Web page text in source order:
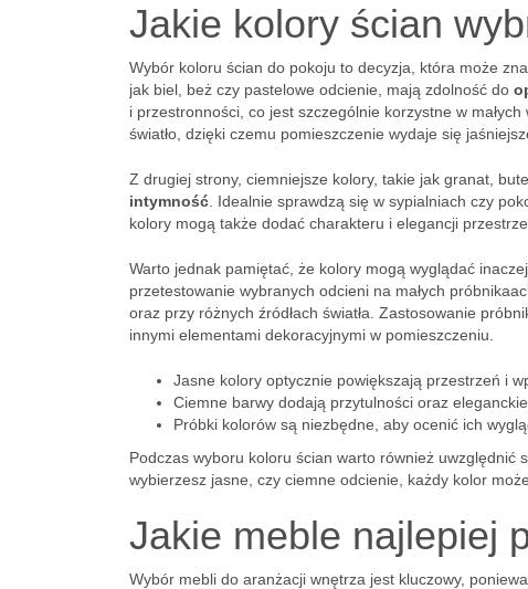
Jakie kolory ścian
Wybór koloru ścian do pokoju to decyzja, która może
jak biel, beż czy pastelowe odcienie, mają zdolność do
i przestronności, co jest szczególnie korzystne w
światło, dzięki czemu pomieszczenie wydaje się
Z drugiej strony, ciemniejsze kolory, takie jak granat,
intymność . Idealnie sprawdzą się w sypialniach czy
kolory mogą także dodać charakteru i elegancji
Warto jednak pamiętać, że kolory mogą wyglądać
przetestowanie wybranych odcieni na małych
oraz przy różnych źródłach światła. Zastosowanie
innymi elementami dekoracyjnymi w pomieszczeniu.
Jasne kolory optycznie powiększają przestrzeń i
Ciemne barwy dodają przytulności oraz
Próbki kolorów są niezbędne, aby ocenić ich
Podczas wyboru koloru ścian warto również
wybierzesz jasne, czy ciemne odcienie, każdy kolor
Jakie meble najlepiej
Wybór mebli do aranżacji wnętrza jest kluczowy,